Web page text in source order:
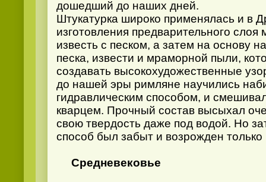
дошедший до наших дней.
Штукатурка широко применялась и в
изготовления предварительного
известь с песком, а затем на основу
песка, извести и мраморной пыли,
создавать высокохудожественные
до нашей эры римляне научились
гидравлическим способом, и
кварцем. Прочный состав высыхал
свою твердость даже под водой. Но
способ был забыт и возрожден только
Средневековье